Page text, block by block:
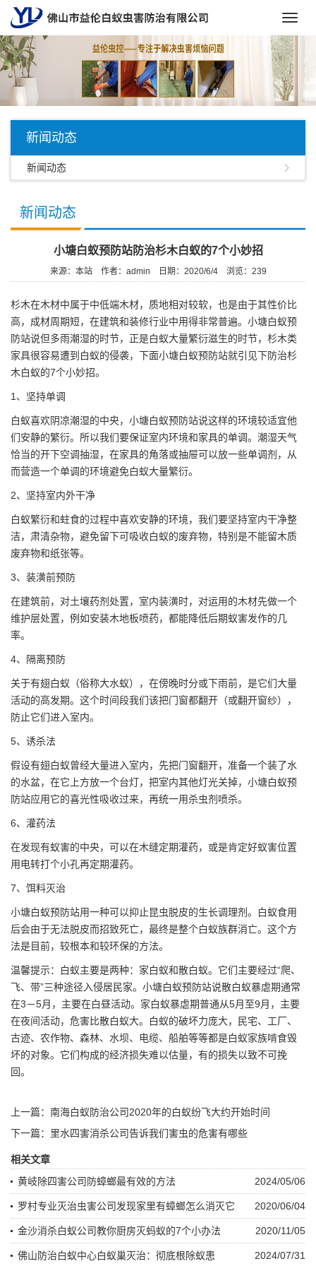
新闻动态
新闻动态
新闻动态
小塘白蚁预防站防治杉木白蚁的7个小妙招
来源：本站 作者：admin 日期：2020/6/4 浏览： 239
杉木在木材中属于中低端木材，质地相对较软，也是由于其性价比
高，成材周期短，在建筑和装修行业中用得非常普遍。 小塘白蚁预
防站说但多雨潮湿的时节，正是白蚁大量繁衍滋生的时节，杉木类
家具很容易遭到白蚁的侵袭，下面小塘白蚁预防站就引见下防治杉
木白蚁的7个小妙招。
1、坚持单调
白蚁喜欢阴凉潮湿的中央，小塘白蚁预防站说这样的环境较适宜他
们安静的繁衍。所以我们要保证室内环境和家具的单调。潮湿天气
恰当的开下空调抽湿，在家具的角落或抽屉可以放一些单调剂，从
而营造一个单调的环境避免白蚁大量繁衍。
2、坚持室内外干净
白蚁繁衍和蛀食的过程中喜欢安静的环境，我们要坚持室内干净整
洁，肃清杂物，避免留下可吸收白蚁的废弃物，特别是不能留木质
废弃物和纸张等。
3、装潢前预防
在建筑前，对土壤药剂处置，室内装潢时，对运用的木材先做一个
维护层处置，例如安装木地板喷药，都能降低后期蚁害发作的几
率。
4、隔离预防
关于有翅白蚁（俗称大水蚁），在傍晚时分或下雨前，是它们大量
活动的高发期。这个时间段我们该把门窗都翻开（或翻开窗纱），
防止它们进入室内。
5、诱杀法
假设有翅白蚁曾经大量进入室内，先把门窗翻开，准备一个装了水
的水盆，在它上方放一个台灯，把室内其他灯光关掉，小塘白蚁预
防站应用它的喜光性吸收过来，再统一用杀虫剂喷杀。
6、灌药法
在发现有蚁害的中央，可以在木缝定期灌药，或是肯定好蚁害位置
用电转打个小孔再定期灌药。
7、饵料灭治
小塘白蚁预防站用一种可以抑止昆虫脱皮的生长调理剂。白蚁食用
后会由于无法脱皮而招致死亡，最终是整个白蚁族群消亡。这个方
法是目前，较根本和较环保的方法。
温馨提示：白蚁主要是两种：家白蚁和散白蚁。它们主要经过“爬、
飞、带”三种途径入侵居民家。小塘白蚁预防站说散白蚁暴虐期通常
在3－5月，主要在白昼活动。家白蚁暴虐期普通从5月至9月，主要
在夜间活动，危害比散白蚁大。白蚁的破坏力庞大，民宅、工厂、
古迹、农作物、森林、水坝、电缆、船舶等等都是白蚁家族啃食毁
坏的对象。它们构成的经济损失难以估量，有的损失以致不可挽
回。
上一篇： 南海白蚁防治公司2020年的白蚁纷飞大约开始时间
下一篇： 里水四害消杀公司告诉我们害虫的危害有哪些
相关文章
2024/05/06
黄岐除四害公司防蟑螂最有效的方法
2020/06/04
罗村专业灭治虫害公司发现家里有蟑螂怎么消灭它
2020/11/05
金沙消杀白蚁公司教你厨房灭蚂蚁的7个小办法
2024/07/31
佛山防治白蚁中心白蚁巢灭治：彻底根除蚁患